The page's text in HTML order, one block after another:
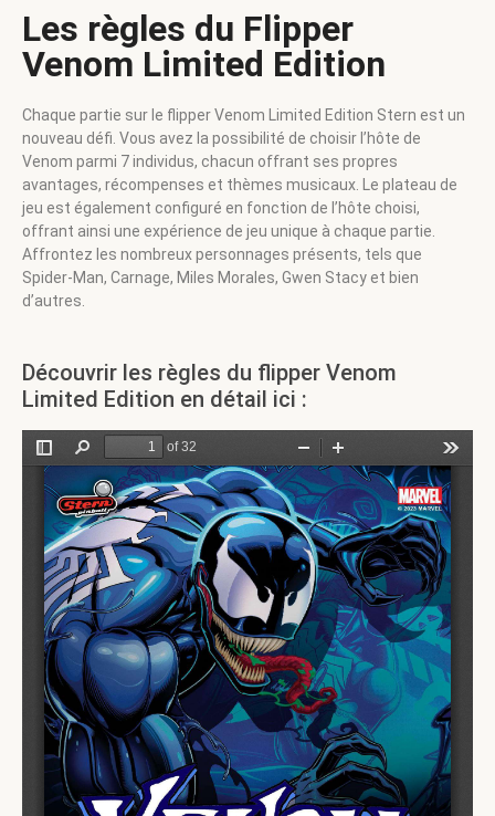
Les règles du Flipper
Venom Limited Edition
Chaque partie sur le flipper Venom Limited Edition Stern est un
nouveau défi. Vous avez la possibilité de choisir l’hôte de
Venom parmi 7 individus, chacun offrant ses propres
avantages, récompenses et thèmes musicaux. Le plateau de
jeu est également configuré en fonction de l’hôte choisi,
offrant ainsi une expérience de jeu unique à chaque partie.
Affrontez les nombreux personnages présents, tels que
Spider-Man, Carnage, Miles Morales, Gwen Stacy et bien
d’autres.
Découvrir les règles du flipper Venom
Limited Edition en détail ici :